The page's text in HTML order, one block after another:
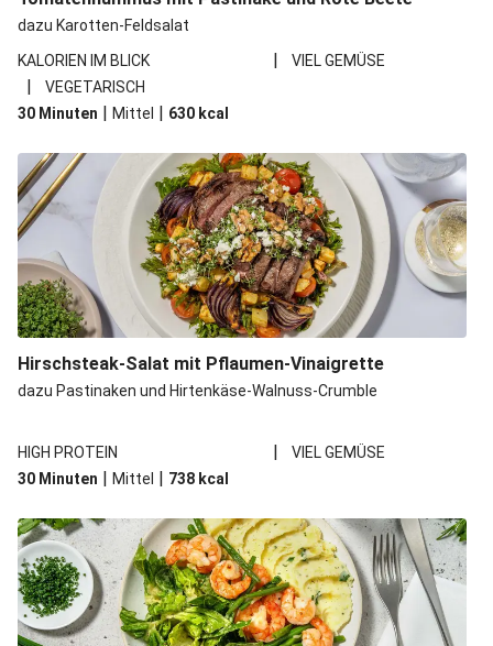
dazu Karotten-Feldsalat
KALORIEN IM BLICK
| VIEL GEMÜSE
|
VEGETARISCH
30 Minuten | Mittel | 630 kcal
Hirschsteak-Salat mit Pflaumen-Vinaigrette
dazu Pastinaken und Hirtenkäse-Walnuss-Crumble
HIGH PROTEIN |
VIEL GEMÜSE
30 Minuten | Mittel | 738 kcal